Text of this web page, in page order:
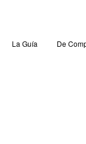
La Guía De